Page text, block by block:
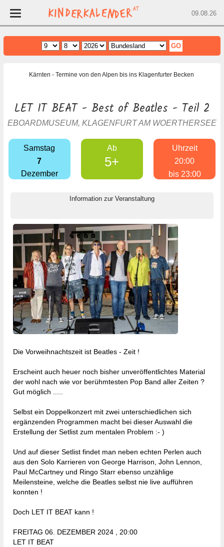
09.08.26
Home
Steiermark
Salzburg
Kärnten
Gewinnspiel
Malvorlagen
Newsletter
Kärnten - Termine von den Alpen bis ins Klagenfurter Becken
LET IT BEAT - Best of Beatles - Teil 2
EBOARDMUSEUM, KLAGENFURT AM WOERTHERSEE
Uhrzeit
20:00
bis 23:00
Samstag
7
Dezember
Ab
5+
Information zur Veranstaltung
Die Vorweihnachtszeit ist Beatles - Zeit !
Erscheint auch heuer noch bisher unveröffentlichtes Material
der wohl nach wie vor berühmtesten Pop Band aller Zeiten ?
Gut möglich .....
Selbst ein Doppelkonzert mit zwei unterschiedlichen sich
ergänzenden Programmen macht bei dieser Auswahl die
Erstellung der Setlist zum mentalen Problem :- )
Und auf dieser Setlist findet man neben echten Perlen auch
aus den Solo Karrieren von George Harrison, John Lennon,
Paul McCartney und Ringo Starr ebenso unzählige
Meilensteine, welche die Beatles selbst nie live aufführen
konnten !
Doch LET IT BEAT kann !
FREITAG 06. DEZEMBER 2024 , 20:00
LET IT BEAT